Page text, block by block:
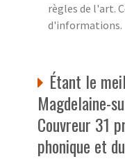
règles de l'art.
d'informations.
Étant le
Magdelaine-
Couvreur 31
phonique et